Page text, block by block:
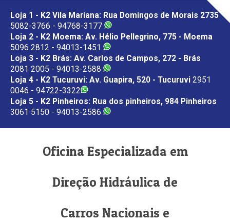
Loja 1 - K2 Vila Mariana: Rua Domingos de Morais 2735
5082-3766 - 94768-3177
Loja 2 - K2 Moema: Av. Hélio Pellegrino, 775 - Moema
5096 2812 - 94013-1451
Loja 3 - K2 Brás: Av. Carlos de Campos, 272 - Brás
2081 2005 - 94013-2588
Loja 4 - K2 Tucuruvi: Av. Guapira, 520 - Tucuruvi 2951
0046 - 94722-3322
Loja 5 - K2 Pinheiros: Rua dos pinheiros, 984 Pinheiros
3061 5150 - 94013-2586
Oficina Especializada em
Direção Hidráulica de
Carros Nacionais e